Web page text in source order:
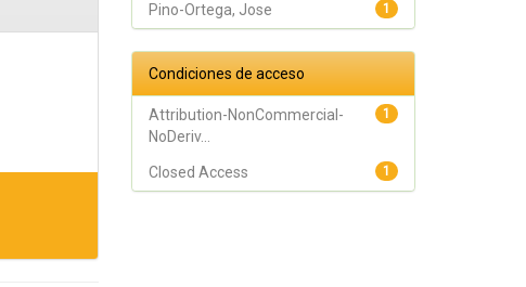
1
Pino-Ortega, Jose
Condiciones de acceso
1
Attribution-NonCommercial-
NoDeriv...
1
Closed Access